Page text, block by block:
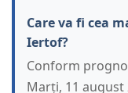
Care va fi cea
Iertof?
Conform
Marți, 11